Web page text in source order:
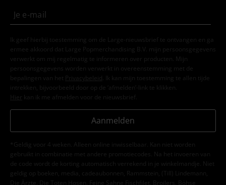
Ik geef hierbij toestemming om de Large-nieuwsbrief te ontvangen en ga
ermee akkoord dat Large Popmerchandising B.V. mijn persoonsgegevens
verwerkt om mij regelmatig te informeren over producten. Mijn
persoonsgegevens worden verwerkt in overeenstemming met de
bepalingen van het
Privacybeleid . Ik kan mijn toestemming te allen tijde
intrekken, bijvoorbeeld door op de ‘afmelden’-link te klikken.
Hier kan ik me afmelden voor de nieuwsbrief.
Aanmelden
*Geldig voor 4 weken. Alleen online inwisselbaar. Kan niet worden
gebruikt in combinatie met andere promotiecodes. Na het invoeren van
de code wordt de korting automatisch verrekend in je winkelmandje. Niet
geldig op boeken, media, cadeaubonnen, Rammstein, (Till) Lindemann,
Die Ärzte, Die Toten Hosen, Feine Sahne Fischfilet, Broilers, Böhse